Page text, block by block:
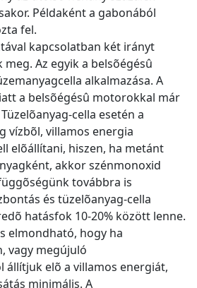
Példaként a gabonából
fel.
kapcsolatban két irányt
Az egyik a belsõégésû
alkalmazása. A
a belsõégésû motorokkal már
cella esetén a
vízbõl, villamos energia
elõállítani, hiszen, ha metánt
akkor szénmonoxid
továbbra is
és tüzelõanyag-cella
hatásfok 10-20% között lenne.
elmondható, hogy ha
vagy megújuló
állítjuk elõ a villamos energiát,
minimális. A